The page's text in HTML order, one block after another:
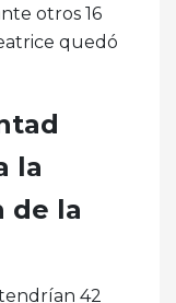
otros 16
quedó
la
de la
42